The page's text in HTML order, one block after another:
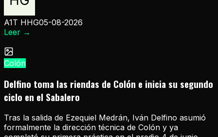
A1T HHG05-08-2026
Leer →
Colón
Delfino toma las riendas de Colón e inicia su segundo
ciclo en el Sabalero
Tras la salida de Ezequiel Medrán, Iván Delfino asumió
formalmente la dirección técnica de Colón y ya